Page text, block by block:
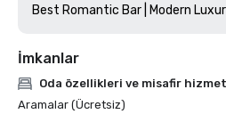
İmkanlar
Oda özellikleri ve misafir
Aramalar (Ücretsiz)